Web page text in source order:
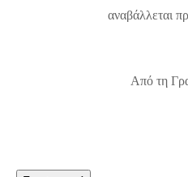
αναβάλλεται
Από τη